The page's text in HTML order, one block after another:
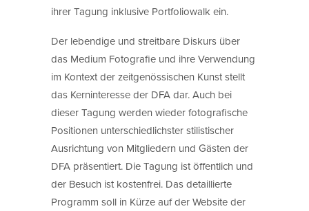
ihrer Tagung inklusive Portfoliowalk ein.
Der lebendige und streitbare Diskurs über
das Medium Fotografie und ihre Verwendung
im Kontext der zeitgenössischen Kunst stellt
das Kerninteresse der DFA dar. Auch bei
dieser Tagung werden wieder fotografische
Positionen unterschiedlichster stilistischer
Ausrichtung von Mitgliedern und Gästen der
DFA präsentiert. Die Tagung ist öffentlich und
der Besuch ist kostenfrei. Das detaillierte
Programm soll in Kürze auf der Website der